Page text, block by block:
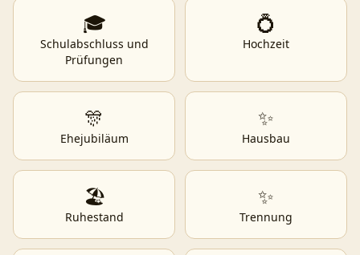
🎓
Schulabschluss und
Prüfungen
💍
Hochzeit
🎊
Ehejubiläum
✨
Hausbau
🏖️
Ruhestand
✨
Trennung